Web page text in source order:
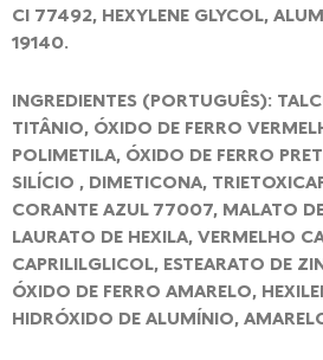
CI 77492, HEXYLENE GLYCOL,
19140.
INGREDIENTES (PORTUGUÊS):
TITÂNIO, ÓXIDO DE FERRO
POLIMETILA, ÓXIDO DE FERRO
SILÍCIO , DIMETICONA,
CORANTE AZUL 77007, MALATO
LAURATO DE HEXILA, VERMELHO
CAPRILILGLICOL, ESTEARATO DE
ÓXIDO DE FERRO AMARELO,
HIDRÓXIDO DE ALUMÍNIO,